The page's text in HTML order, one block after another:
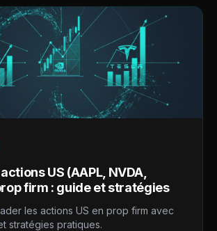
US (AAPL, NVDA,
firm : guide et stratégies
les actions US en prop firm avec
stratégies pratiques.